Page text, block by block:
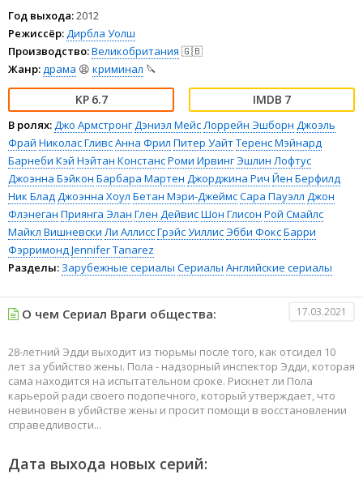
Год выхода:2012
Режиссёр:Дирбла Уолш
Производство:Великобритания 🇬🇧
Жанр:драма 😫 криминал 🔪
6.7 7
В ролях:Джо АрмстронгДэниэл МейсЛоррейн Эшборн Джоэль
Фрай Николас ГливсАнна Фрил Питер УайтТеренс Мэйнард
Барнеби Кэй Нэйтан КонстансРоми ИрвингЭшлин Лофтус
Джоэнна Бэйкон Барбара Мартен Джорджина Рич Йен Берфилд
Ник БладДжоэнна Хоул Бетан Мэри-ДжеймсСара Пауэлл Джон
Флэнеган Приянга Элан Глен ДейвисШон Глисон Рой Смайлс
Майкл Вишневски Ли АллиссГрэйс УиллисЭбби ФоксБарри
ФэрримондJennifer Tanarez
Разделы: Зарубежные сериалы Сериалы Английские сериалы
О чем Сериал Враги общества: 17.03.2021
28-летний Эдди выходит из тюрьмы после того, как отсидел 10
лет за убийство жены. Пола - надзорный инспектор Эдди, которая
сама находится на испытательном сроке. Рискнет ли Пола
карьерой ради своего подопечного, который утверждает, что
невиновен в убийстве жены и просит помощи в восстановлении
справедливости...
Дата выхода новых серий: